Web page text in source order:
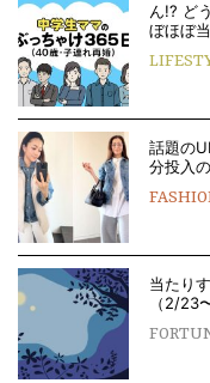
ん!? ど
ぼほぼ
話題の
分投入
当たり
（2/23